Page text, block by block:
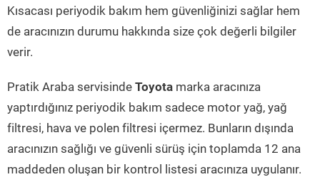
Kısacası periyodik bakım hem güvenliğinizi sağlar hem
de aracınızın durumu hakkında size çok değerli bilgiler
verir.
Pratik Araba servisinde Toyota marka aracınıza
yaptırdığınız periyodik bakım sadece motor yağ, yağ
filtresi, hava ve polen filtresi içermez. Bunların dışında
aracınızın sağlığı ve güvenli sürüş için toplamda 12 ana
maddeden oluşan bir kontrol listesi aracınıza uygulanır.